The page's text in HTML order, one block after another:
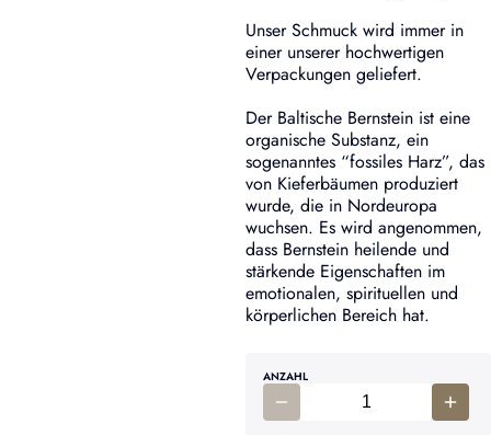
Unser Schmuck wird immer in
einer unserer hochwertigen
Verpackungen geliefert.
Der Baltische Bernstein ist eine
organische Substanz, ein
sogenanntes “fossiles Harz”, das
von Kieferbäumen produziert
wurde, die in Nordeuropa
wuchsen. Es wird angenommen,
dass Bernstein heilende und
stärkende Eigenschaften im
emotionalen, spirituellen und
körperlichen Bereich hat.
ANZAHL